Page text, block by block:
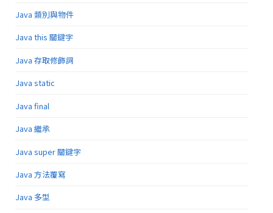
Java 類別與物件
Java this 關鍵字
Java 存取修飾詞
Java static
Java final
Java 繼承
Java super 關鍵字
Java 方法覆寫
Java 多型